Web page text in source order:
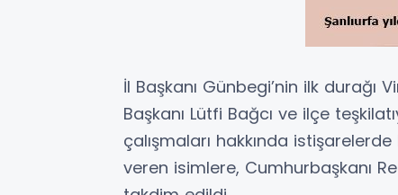
İl Başkanı Günbegi’nin ilk durağı
Başkanı Lütfi Bağcı ve ilçe
çalışmaları hakkında
veren isimlere, Cumhurbaşkanı